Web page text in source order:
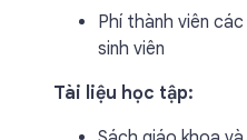
Phí thành viên
sinh viên
Tài liệu học tập: